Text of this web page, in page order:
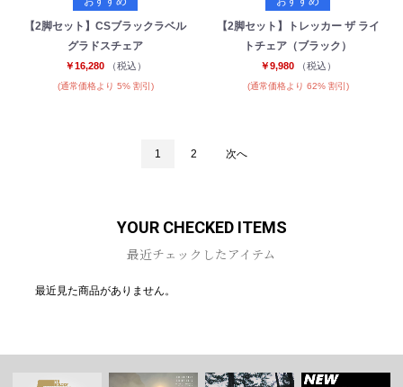
【2脚セット】CSブラックラベル
グラドスチェア
￥16,280 （税込）
(通常価格より 5% 割引)
【2脚セット】トレッカー ザ ライ
トチェア（ブラック）
￥9,980 （税込）
(通常価格より 62% 割引)
1 2 次へ
YOUR CHECKED ITEMS
最近チェックしたアイテム
最近見た商品がありません。